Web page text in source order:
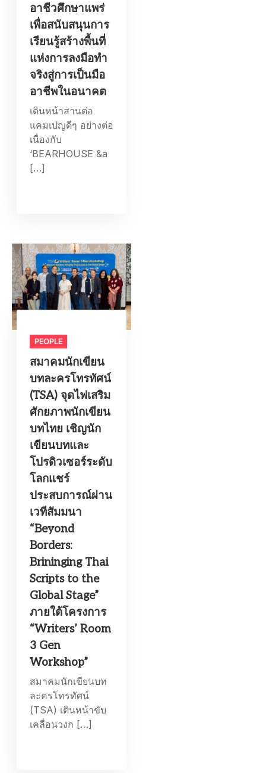
อาชีวศึกษาแพร่
เพื่อสนับสนุนการ
เรียนรู้สร้างพื้นที่
แห่งการลงมือทำ
จริงสู่การเป็นมือ
อาชีพในอนาคต
เดินหน้าสานต่อ
แคมเปญดีๆ อย่างต่อ
เนื่องกับ
‘BEARHOUSE &a
[…]
PEOPLE
สมาคมนักเขียน
บทละครโทรทัศน์
(TSA) จุดไฟเสริม
ศักยภาพนักเขียน
บทไทย เชิญนัก
เขียนบทและ
โปรดิวเซอร์ระดับ
โลกแชร์
ประสบการณ์ผ่าน
เวทีสัมมนา
“Beyond
Borders:
Brininging Thai
Scripts to the
Global Stage”
ภายใต้โครงการ
“Writers’ Room
3 Gen
Workshop”
สมาคมนักเขียนบท
ละครโทรทัศน์
(TSA) เดินหน้าขับ
เคลื่อนวงก […]